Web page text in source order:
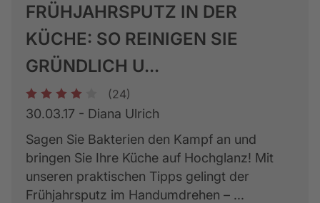
FRÜHJAHRSPUTZ IN DER
KÜCHE: SO REINIGEN SIE
GRÜNDLICH U...
1 2 3 4 (24)
30.03.17 - Diana Ulrich
Sagen Sie Bakterien den Kampf an und
bringen Sie Ihre Küche auf Hochglanz! Mit
unseren praktischen Tipps gelingt der
Frühjahrsputz im Handumdrehen – ...